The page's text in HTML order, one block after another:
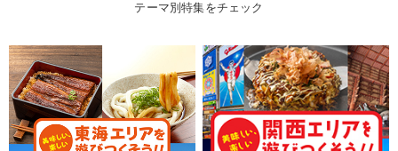
テーマ別特集をチェック